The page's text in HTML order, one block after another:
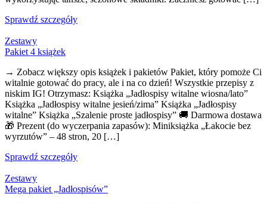
Sprawdź szczegóły
Zestawy
Pakiet 4 książek
→ Zobacz większy opis książek i pakietów Pakiet, który pomoże Ci
witalnie gotować do pracy, ale i na co dzień! Wszystkie przepisy z
niskim IG! Otrzymasz: Książka „Jadłospisy witalne wiosna/lato”
Książka „Jadłospisy witalne jesień/zima” Książka „Jadłospisy
witalne” Książka „Szalenie proste jadłospisy” 🚚 Darmowa dostawa
🎁 Prezent (do wyczerpania zapasów): Miniksiążka „Łakocie bez
wyrzutów” – 48 stron, 20 […]
Sprawdź szczegóły
Zestawy
Mega pakiet „Jadłospisów”